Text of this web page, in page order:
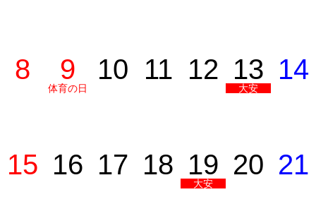
8 9
体育の日
10 11 12 13
大安
14
15 16 17 18 19
大安
20 21